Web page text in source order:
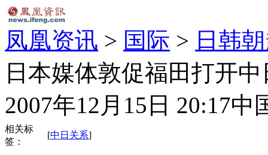
凤凰资讯 > 国际 > 日韩
日本媒体敦促福田打开
2007年12月15日 20:17中
相关标
签：
[中日关系]